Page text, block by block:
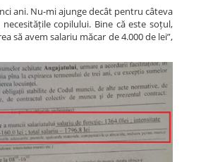
ani. Nu-mi ajunge decât pentru câteva
copilului. Bine că este soțul,
să avem salariu măcar de 4.000 de lei”,